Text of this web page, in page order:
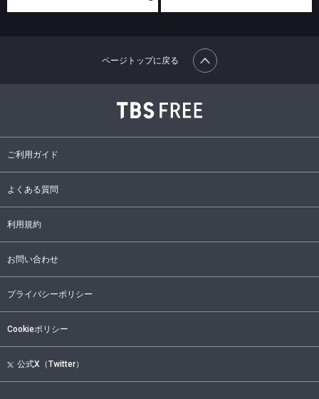
ご利用ガイド
よくある質問
利用規約
お問い合わせ
プライバシーポリシー
Cookieポリシー
公式X（Twitter）
ページトップに戻る